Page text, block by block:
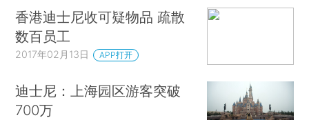
香港迪士尼收可疑物品 疏散
数百员工
2017年02月13日 APP打开
迪士尼：上海园区游客突破
700万